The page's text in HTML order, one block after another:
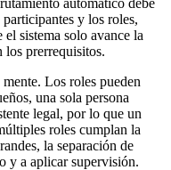
automático debe
participantes y los roles,
el sistema solo avance la
los prerrequisitos.
Los roles pueden
una sola persona
legal, por lo que un
roles cumplan la
la separación de
y a aplicar supervisión.